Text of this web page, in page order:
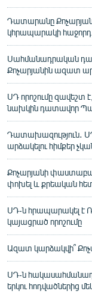
Դատարանը
կհրապարակի հաջորդ
Սահմանադրական
Քոչարյանին ազատ
ՍԴ որոշումը զավեշտ
նախկին դատավոր
Դատախազություն․
արձակելու հիմքեր
Քոչարյանի
փոխել և քրեական
ՍԴ-ն հրապարակել է
կայացրած որոշումը
Ազատ կարձակվի՞
ՍԴ-ն
երկու հոդվածներից